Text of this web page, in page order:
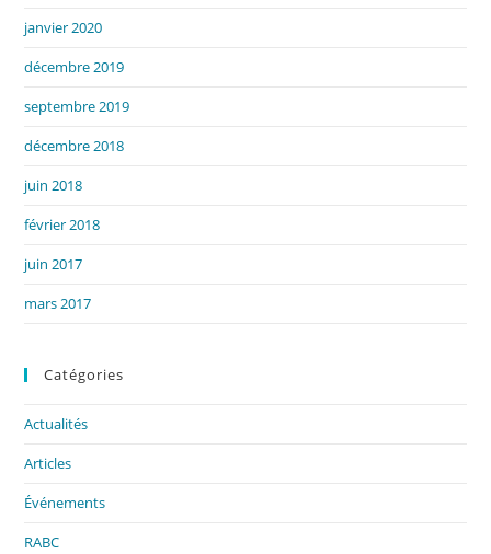
janvier 2020
décembre 2019
septembre 2019
décembre 2018
juin 2018
février 2018
juin 2017
mars 2017
Catégories
Actualités
Articles
Événements
RABC